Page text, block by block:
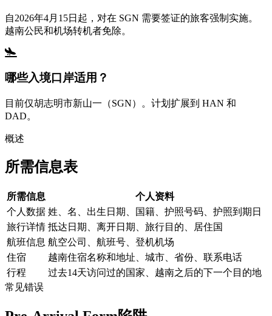
自2026年4月15日起，对在 SGN 需要签证的旅客强制实施。
越南公民和机场转机者免除。
哪些入境口岸适用？
目前仅胡志明市新山一（SGN）。计划扩展到 HAN 和
DAD。
概述
所需信息表
所需信息
个人资料
个人数据 姓、名、出生日期、国籍、护照号码、护照到期日
旅行详情 抵达日期、离开日期、旅行目的、居住国
航班信息 航空公司、航班号、登机机场
住宿
越南住宿名称和地址、城市、省份、联系电话
行程
过去14天访问过的国家、越南之后的下一个目的地
常见错误